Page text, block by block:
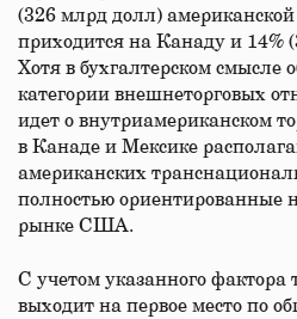
(326 млрд долл)
приходится на Канаду и 14%
Хотя в бухгалтерском смысле
категории внешнеторговых
идет о внутриамериканском
в Канаде и Мексике
американских
полностью ориентированные
рынке США.
С учетом указанного фактора
выходит на первое место по